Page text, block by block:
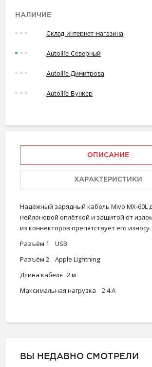
НАЛИЧИЕ
Склад интернет-магазина
Autolife Северный
Autolife Димитрова
Autolife Бункер
ОПИСАНИЕ
ХАРАКТЕРИСТИКИ
Надежный зарядный кабель Mivo MX-60L
нейлоновой оплёткой и защитой от
из коннекторов препятствует его износу.
Разъём 1
USB
Разъём 2
Apple Lightning
Длина кабеля 2 м
Максимальная нагрузка
2.4 А
ВЫ НЕДАВНО СМОТРЕЛИ